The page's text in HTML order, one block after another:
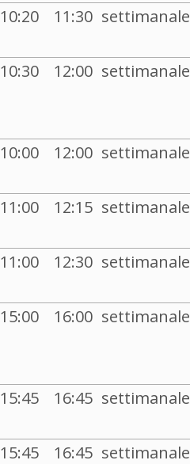
10:20 11:30 settimanale
10:30 12:00 settimanale
10:00 12:00 settimanale
11:00 12:15 settimanale
11:00 12:30 settimanale
15:00 16:00 settimanale
15:45 16:45 settimanale
15:45 16:45 settimanale